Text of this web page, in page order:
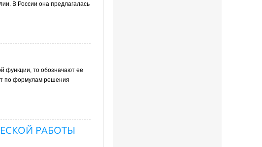
В России она предлагалась
функции, то обозначают ее
по формулам решения
РАБОТЫ